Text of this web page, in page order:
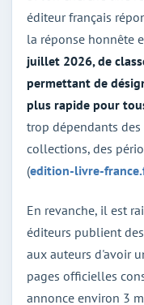
éditeur français
la réponse honnête
juillet 2026, de
permettant de
plus rapide pour
trop dépendants des
collections, des
(edition-livre-
En revanche, il est
éditeurs publient
aux auteurs d'avoir
pages officielles
annonce environ 3